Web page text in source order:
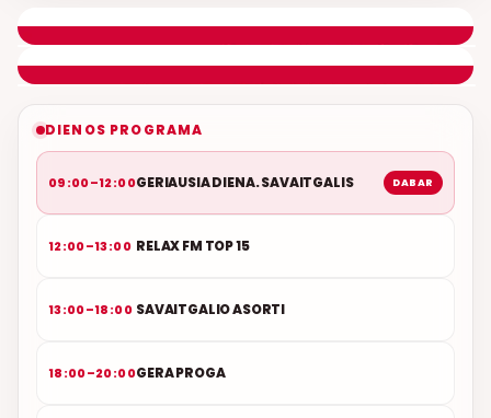
DIENOS PROGRAMA
09:00–12:00GERIAUSIA DIENA. SAVAITGALIS DABAR
12:00–13:00 RELAX FM TOP 15
13:00–18:00 SAVAITGALIO ASORTI
18:00–20:00GERA PROGA